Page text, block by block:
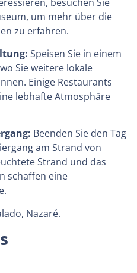
um mehr über die
zu erfahren.
Speisen Sie in einem
Sie weitere lokale
Einige Restaurants
lebhafte Atmosphäre
Beenden Sie den Tag
am Strand von
Strand und das
schaffen eine
Nazaré.